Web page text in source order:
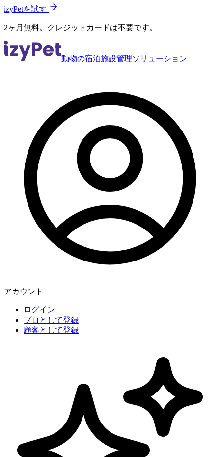
izyPetを試す
2ヶ月無料。クレジットカードは不要です。
動物の宿泊施設管理ソリューション
アカウント
ログイン
プロとして登録
顧客として登録